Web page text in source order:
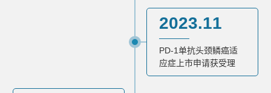
2023.11
PD-1单抗头颈鳞癌适
应症上市申请获受理